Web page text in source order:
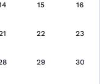
15 16
22 23
29 30